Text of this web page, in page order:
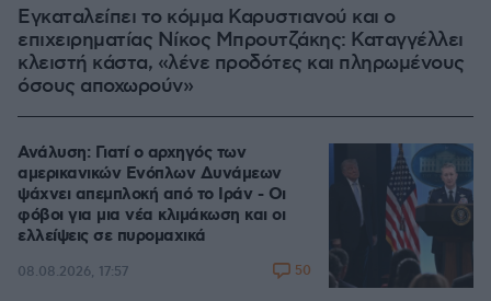
Εγκαταλείπει το κόμμα Καρυστιανού και ο
επιχειρηματίας Νίκος Μπρουτζάκης: Καταγγέλλει
κλειστή κάστα, «λένε προδότες και πληρωμένους
όσους αποχωρούν»
Ανάλυση: Γιατί ο αρχηγός των
αμερικανικών Ενόπλων Δυνάμεων
ψάχνει απεμπλοκή από το Ιράν - Οι
φόβοι για μια νέα κλιμάκωση και οι
ελλείψεις σε πυρομαχικά
08.08.2026, 17:57 50